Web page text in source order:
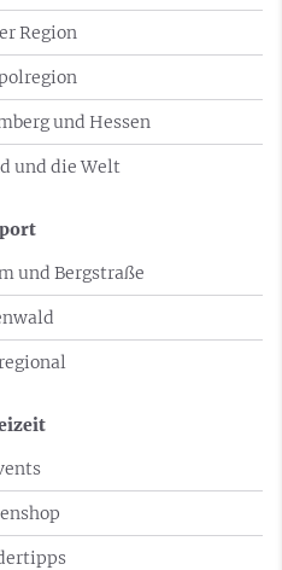
Region
und Hessen
und die Welt
und Bergstraße